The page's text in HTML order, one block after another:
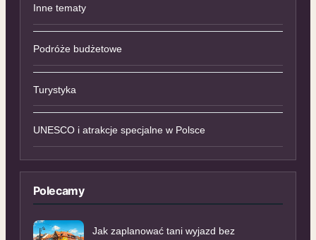
Inne tematy
Podróże budżetowe
Turystyka
UNESCO i atrakcje specjalne w Polsce
Polecamy
Jak zaplanować tani wyjazd bez